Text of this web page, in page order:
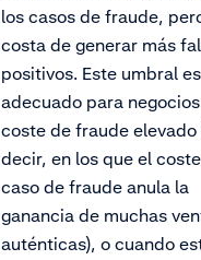
los casos de fraude,
costa de generar más
positivos. Este umbral
adecuado para
coste de fraude elevado
decir, en los que el
caso de fraude anula la
ganancia de muchas
auténticas), o cuando